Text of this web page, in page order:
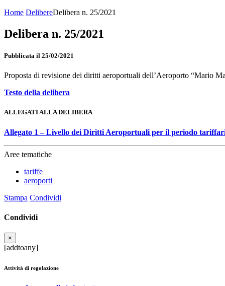
Home DelibereDelibera n. 25/2021
Delibera n. 25/2021
Pubblicata il 25/02/2021
Proposta di revisione dei diritti aeroportuali dell’Aeroporto “Mario
Testo della delibera
ALLEGATI ALLA DELIBERA
Allegato 1 – Livello dei Diritti Aeroportuali per il periodo
Aree tematiche
tariffe
aeroporti
Stampa Condividi
Condividi
×
[addtoany]
Attività di regolazione